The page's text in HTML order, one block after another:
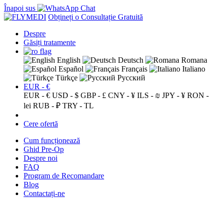
Înapoi sus
Obțineți o Consultație Gratuită
Despre
Găsiți tratamente
English Deutsch
Romana
Español
Français
Italiano
Türkçe
Русский
EUR - €
EUR - € USD - $ GBP - £ CNY - ¥ ILS - ₪ JPY - ¥ RON -
lei RUB - ₽ TRY - TL
Cere ofertă
Cum funcționează
Ghid Pre-Op
Despre noi
FAQ
Program de Recomandare
Blog
Contactați-ne